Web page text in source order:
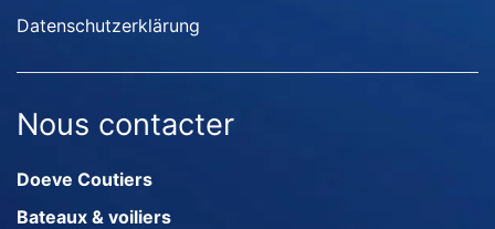
Datenschutzerklärung
Nous contacter
Doeve Coutiers
Bateaux & voiliers